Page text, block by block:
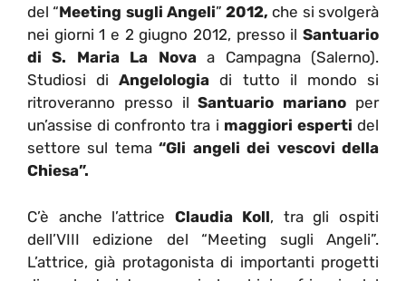
del “Meeting sugli Angeli” 2012,che si svolgerà
nei giorni 1 e 2 giugno 2012, presso il Santuario
di S. Maria La Novaa Campagna (Salerno).
Studiosi di Angelologiadi tutto il mondo si
ritroveranno presso il Santuario mariano per
un’assise di confronto tra i maggiori espertidel
settore sul tema“Gli angeli dei vescovi della
Chiesa”.
C’è anche l’attrice Claudia Koll, tra gli ospiti
dell’VIII edizione del “Meeting sugli Angeli”.
L’attrice, già protagonista di importanti progetti